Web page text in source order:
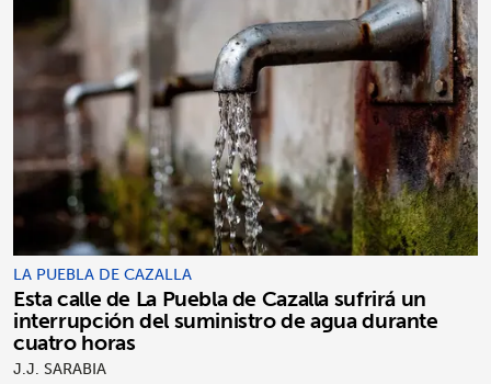
LA PUEBLA DE CAZALLA
Esta calle de La Puebla de Cazalla sufrirá un
interrupción del suministro de agua durante
cuatro horas
J.J. SARABIA